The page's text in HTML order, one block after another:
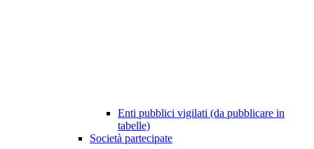
Enti pubblici vigilati (da pubblicare in
tabelle)
Società partecipate